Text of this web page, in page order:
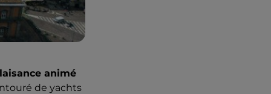
animé
de yachts